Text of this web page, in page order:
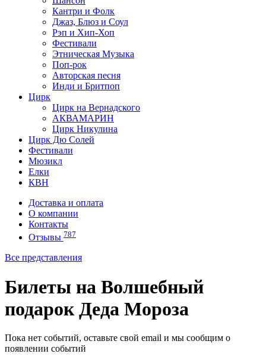
Кантри и Фолк
Джаз, Блюз и Соул
Рэп и Хип-Хоп
Фестивали
Этническая Музыка
Поп-рок
Авторская песня
Инди и Бритпоп
Цирк
Цирк на Вернадского
АКВАМАРИН
Цирк Никулина
Цирк Дю Солей
Фестивали
Мюзикл
Елки
КВН
Доставка и оплата
О компании
Контакты
Отзывы 787
Все представления
Билеты на Волшебный
подарок Деда Мороза
Пока нет событий, оставьте свой email и мы сообщим о
появлении событий